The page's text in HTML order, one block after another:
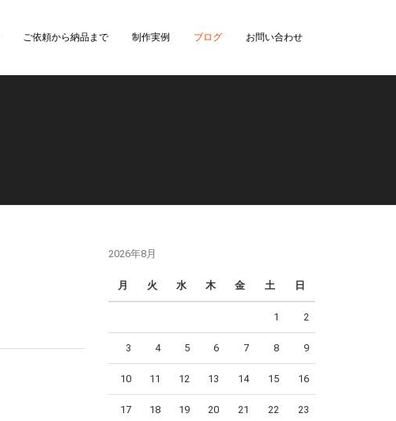
ご依頼から納品まで 制作実例 ブログ お問い合わせ
2026年8月
月 火 水 木 金 土 日
1 2
3 4 5 6 7 8 9
10 11 12 13 14 15 16
17 18 19 20 21 22 23